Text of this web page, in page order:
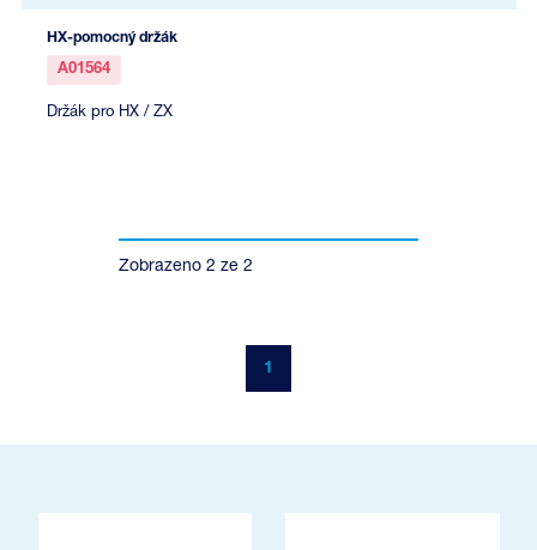
HX-pomocný držák
A01564
Držák pro HX / ZX
Zobrazeno2 ze2
1